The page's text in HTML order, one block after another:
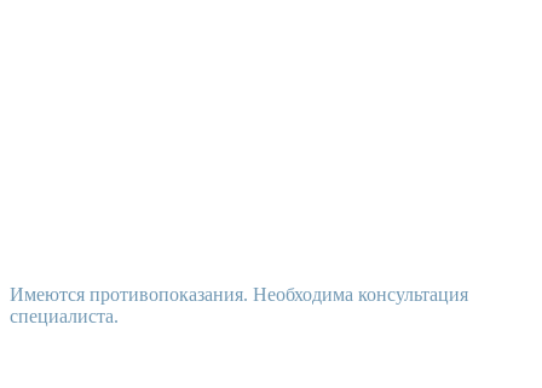
Имеются противопоказания. Необходима консультация
специалиста.